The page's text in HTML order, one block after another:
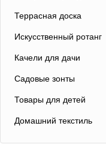
Террасная доска
Искусственный ротанг
Качели для дачи
Садовые зонты
Товары для детей
Домашний текстиль